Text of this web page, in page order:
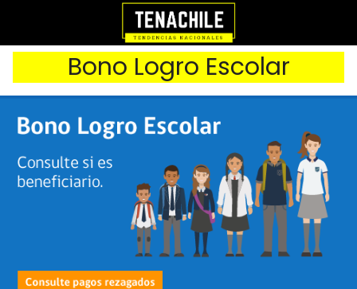
Bono Logro Escolar